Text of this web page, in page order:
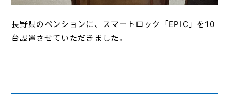
長野県のペンションに、スマートロック「EPIC」を10
台設置させていただきました。